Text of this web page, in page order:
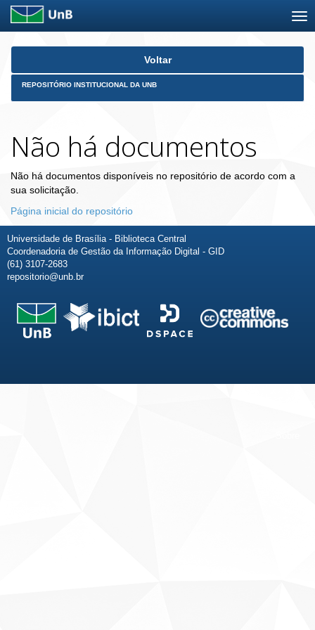
Skip
Voltar
REPOSITÓRIO INSTITUCIONAL DA UNB
Não há documentos
Não há documentos disponíveis no repositório de acordo com a
sua solicitação.
Página inicial do repositório
Universidade de Brasília - Biblioteca Central
Coordenadoria de Gestão da Informação Digital - GID
(61) 3107-2683
repositorio@unb.br